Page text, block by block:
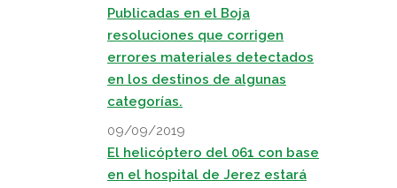
Publicadas en el Boja
resoluciones que corrigen
errores materiales detectados
en los destinos de algunas
categorías.
09/09/2019
El helicóptero del 061 con base
en el hospital de Jerez estará